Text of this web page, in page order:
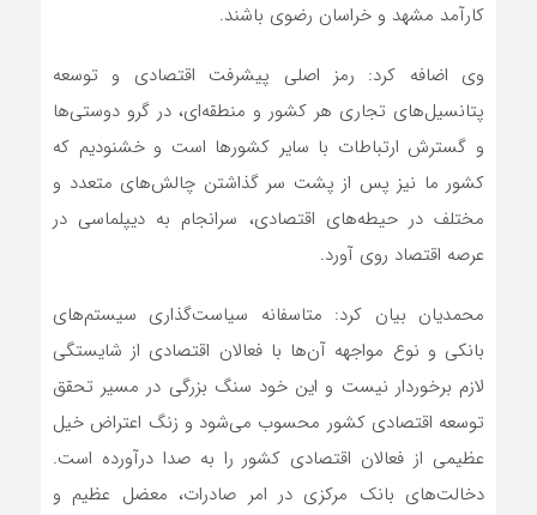
کارآمد مشهد و خراسان رضوی باشند.
وی اضافه کرد: رمز اصلی پیشرفت اقتصادی و توسعه
پتانسیل‌های تجاری هر کشور و منطقه‌ای، در گر‌و دوستی‌ها
و گسترش ارتباطات با سایر کشورها است و خشنودیم که
کشور ما نیز پس از پشت سر گذاشتن چالش‌های متعدد و
مختلف در حیطه‌های اقتصادی، سرانجام به دیپلماسی در
عرصه اقتصاد روی آورد.
محمدیان بیان کرد: متاسفانه سیاست‌گذاری‌‌ سیستم‌های
بانکی و‌ نوع مواجهه آن‌ها با فعالان اقتصادی از شایستگی
لازم برخوردار نیست و این خود سنگ بزرگی در مسیر تحقق
توسعه اقتصادی کشور محسوب می‌شود و زنگ اعتراض خیل
عظیمی از فعالان اقتصادی کشور را به صدا درآورده است.
دخالت‌های بانک مرکزی در امر صادرات، معضل عظیم و